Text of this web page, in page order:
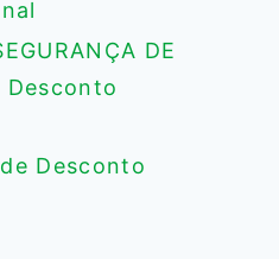
DE
Desconto
de Desconto